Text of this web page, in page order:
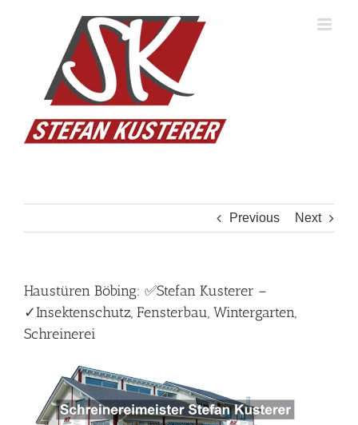
Previous Next
Haustüren Böbing: ✅Stefan Kusterer –
✓Insektenschutz, Fensterbau, Wintergarten,
Schreinerei